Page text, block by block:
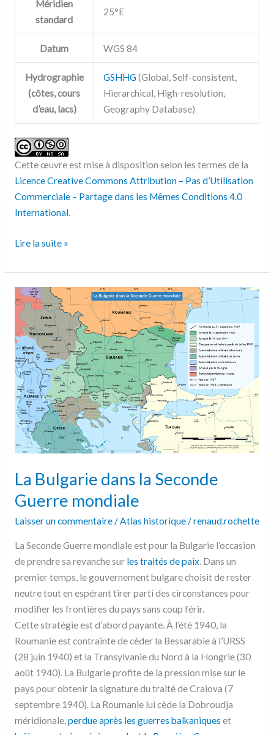
Méridien
standard
25°E
Datum WGS 84
Hydrographie
(côtes, cours
d’eau, lacs)
GSHHG(Global, Self-consistent,
Hierarchical, High-resolution,
Geography Database)
Cette œuvre est mise à disposition selon les termes de la
Licence Creative Commons Attribution – Pas d’Utilisation
Commerciale – Partage dans les Mêmes Conditions 4.0
International.
Lire la suite »
La Bulgarie dans la Seconde
Guerre mondiale
Laisser un commentaire/Atlas historique/renaud.rochette
La Seconde Guerre mondiale est pour la Bulgarie l’occasion
de prendre sa revanche sur les traités de paix. Dans un
premier temps, le gouvernement bulgare choisit de rester
neutre tout en espérant tirer parti des circonstances pour
modifier les frontières du pays sans coup férir.
Cette stratégie est d’abord payante. À l’été 1940, la
Roumanie est contrainte de céder la Bessarabie à l’URSS
(28 juin 1940) et la Transylvanie du Nord à la Hongrie (30
août 1940). La Bulgarie profite de la pression mise sur le
pays pour obtenir la signature du traité de Craiova (7
septembre 1940). La Roumanie lui cède la Dobroudja
méridionale,perdue après les guerres balkaniques et
La
Bulgarie
dans
la
Seconde
Guerre
mondiale